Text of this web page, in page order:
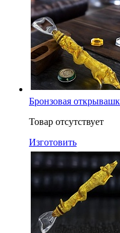
Бронзовая
Товар отсутствует
Изготовить